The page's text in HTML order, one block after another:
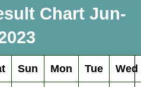
Chart Jun-
Sun Mon Tue Wed